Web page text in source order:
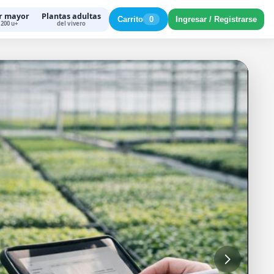
mayor
200 u+
Plantas adultas
del vivero Carrito 0 Ingresar / Registrarse